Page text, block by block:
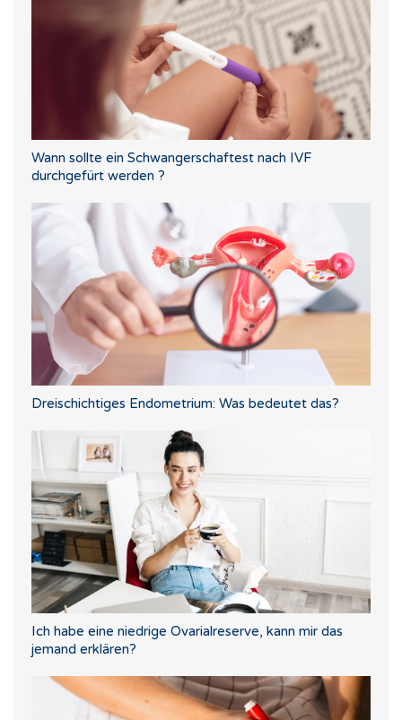
Wann sollte ein Schwangerschaftest nach IVF
durchgefürt werden ?
Dreischichtiges Endometrium: Was bedeutet das?
Ich habe eine niedrige Ovarialreserve, kann mir das
jemand erklären?